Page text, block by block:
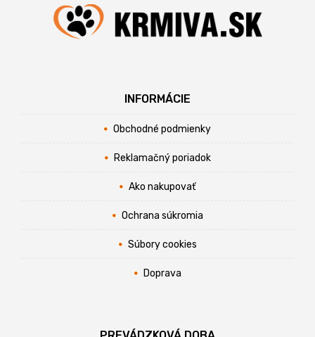
INFORMÁCIE
Obchodné podmienky
Reklamačný poriadok
Ako nakupovať
Ochrana súkromia
Súbory cookies
Doprava